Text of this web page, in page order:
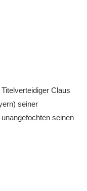
Claus
seiner
seinen